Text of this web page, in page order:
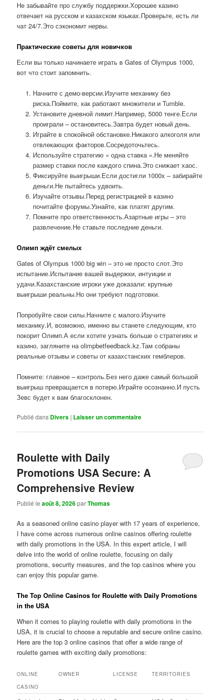
Не забывайте про службу поддержки.Хорошее казино
отвечает на русском и казахском языках.Проверьте, есть ли
чат 24/7.Это сэкономит нервы.
Практические советы для новичков
Если вы только начинаете играть в Gates of Olympus 1000,
вот что стоит запомнить.
Начните с демо-версии.Изучите механику без
риска.Поймите, как работают множители и Tumble.
Установите дневной лимит.Например, 5000 тенге.Если
проиграли – остановитесь.Завтра будет новый день.
Играйте в спокойной обстановке.Никакого алкоголя или
отвлекающих факторов.Сосредоточьтесь.
Используйте стратегию « одна ставка ».Не меняйте
размер ставки после каждого спина.Это снижает хаос.
Фиксируйте выигрыши.Если достигли 1000x – забирайте
деньги.Не пытайтесь удвоить.
Изучайте отзывы.Перед регистрацией в казино
почитайте форумы.Узнайте, как платят другим.
Помните про ответственность.Азартные игры – это
развлечение.Не ставьте последние деньги.
Олимп ждёт смелых
Gates of Olympus 1000 big win – это не просто слот.Это
испытание.Испытание вашей выдержки, интуиции и
удачи.Казахстанские игроки уже доказали: крупные
выигрыши реальны.Но они требуют подготовки.
Попробуйте свои силы.Начните с малого.Изучите
механику.И, возможно, именно вы станете следующим, кто
покорит Олимп.А если хотите узнать больше о стратегиях и
казино, загляните на olimpbetfeedback.kz.Там собраны
реальные отзывы и советы от казахстанских гемблеров.
Помните: главное – контроль.Без него даже самый большой
выигрыш превращается в потерю.Играйте осознанно.И пусть
Зевс будет к вам благосклонен.
Publié dans Divers | Laisser un commentaire
Roulette with Daily
Promotions USA Secure: A
Comprehensive Review
Publié leaoût 8, 2026parThomas
As a seasoned online casino player with 17 years of experience,
I have come across numerous online casinos offering roulette
with daily promotions in the USA. In this expert article, I will
delve into the world of online roulette, focusing on daily
promotions, security measures, and the top casinos where you
can enjoy this popular game.
The Top Online Casinos for Roulette with Daily Promotions
in the USA
When it comes to playing roulette with daily promotions in the
USA, it is crucial to choose a reputable and secure online casino.
Here are the top 3 online casinos that offer a wide range of
roulette games with exciting daily promotions:
ONLINE
CASINO
OWNER LICENSE TERRITORIES